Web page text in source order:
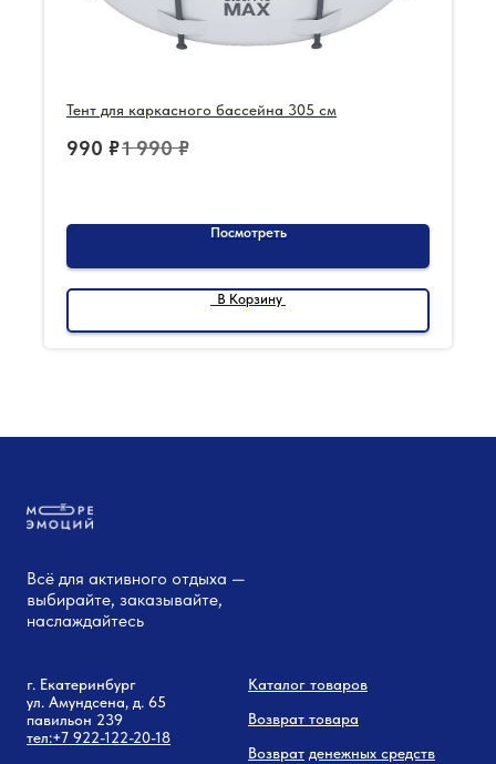
Тент для каркасного бассейна 305 см
990 ₽1 990 ₽
Посмотреть
В Корзину
Всё для активного отдыха —
выбирайте, заказывайте,
наслаждайтесь
г. Екатеринбург
ул. Амундсена, д. 65
павильон 239
тел:+7 922-122-20-18
Каталог товаров
Возврат товара
Возврат денежных средств